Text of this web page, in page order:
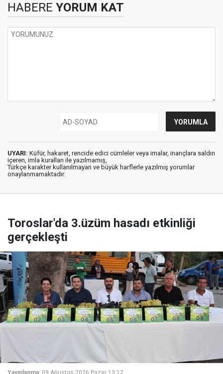
HABERE YORUM KAT
UYARI: Küfür, hakaret, rencide edici cümleler veya imalar, inançlara saldırı
içeren, imla kuralları ile yazılmamış,
Türkçe karakter kullanılmayan ve büyük harflerle yazılmış yorumlar
onaylanmamaktadır.
Toroslar'da 3.üzüm hasadı etkinliği
gerçekleşti
Yayınlanma: 09 Ağustos 2026 Pazar 13:12